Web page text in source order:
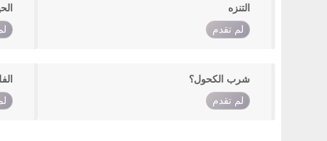
التنزه
لم تقدم
شرب الكحول؟
لم تقدم